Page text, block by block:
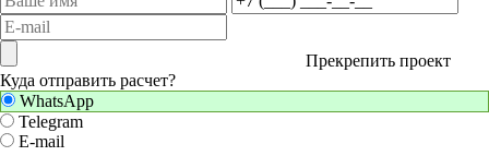
Прекрепить проект
Куда отправить расчет?
WhatsApp
Telegram
E-mail